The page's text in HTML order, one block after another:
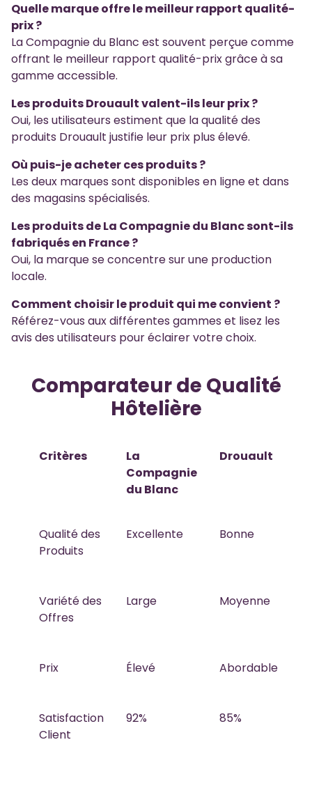
Quelle marque offre le meilleur rapport qualité-
prix ?
La Compagnie du Blanc est souvent perçue comme
offrant le meilleur rapport qualité-prix grâce à sa
gamme accessible.
Les produits Drouault valent-ils leur prix ?
Oui, les utilisateurs estiment que la qualité des
produits Drouault justifie leur prix plus élevé.
Où puis-je acheter ces produits ?
Les deux marques sont disponibles en ligne et dans
des magasins spécialisés.
Les produits de La Compagnie du Blanc sont-ils
fabriqués en France ?
Oui, la marque se concentre sur une production
locale.
Comment choisir le produit qui me convient ?
Référez-vous aux différentes gammes et lisez les
avis des utilisateurs pour éclairer votre choix.
Comparateur de Qualité
Hôtelière
Critères
La
Compagnie
du Blanc
Drouault
Qualité des
Produits
Excellente Bonne
Variété des
Offres
Large Moyenne
Prix Élevé Abordable
Satisfaction
Client
92% 85%